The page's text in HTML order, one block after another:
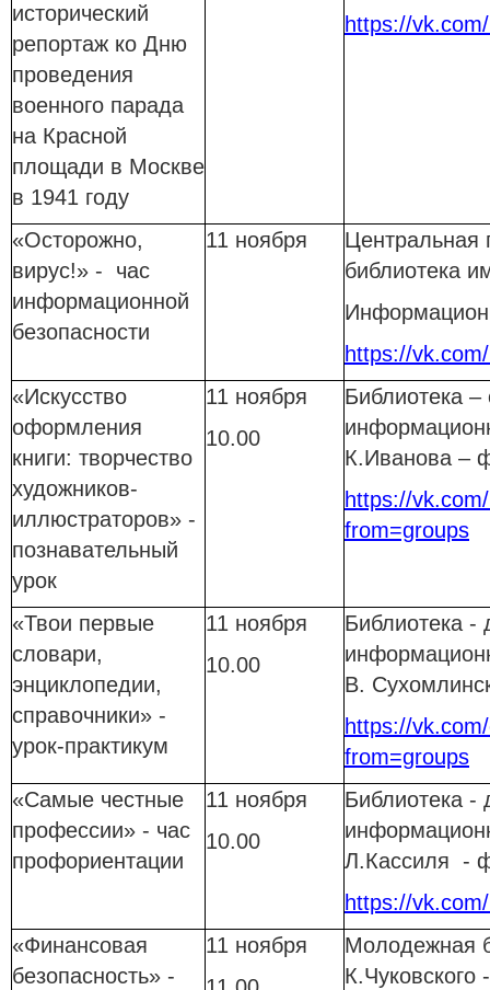
исторический
репортаж ко Дню
проведения
военного парада
на Красной
площади в Москве
в 1941 году
https://
«Осторожно,
вирус!» - час
информационной
безопасности
11 ноября
Центральная
библиотека
https://
«Искусство
оформления
книги: творчество
художников-
иллюстраторов» -
познавательный
урок
11 ноября
10.00
Библиотека –
К.Иванова –
https://
from=groups
«Твои первые
словари,
энциклопедии,
справочники» -
урок-практикум
11 ноября
10.00
Библиотека -
В.
https://
from=groups
«Самые честные
профессии» - час
профориентации
11 ноября
10.00
Библиотека -
Л.Кассиля -
https://
«Финансовая
безопасность» -
11 ноября
Молодежная